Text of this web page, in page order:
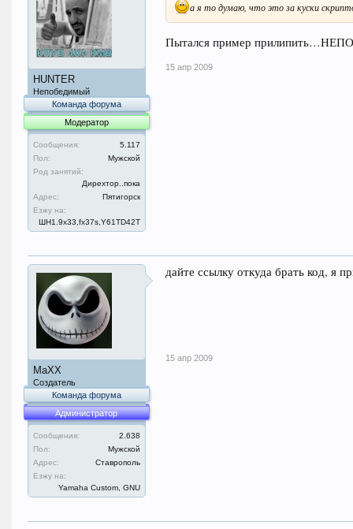
HUNTER
Непобедимый
Команда форума
Модератор
Сообщения:
5.117
Пол:
Мужской
Род занятий:
Дирехтор..пока
Адрес:
Пятигорск
Езжу на:
ШН1.9x33,fx37s,Y61TD42T
а я то думаю, что это за куски
Пытался пример
15 апр 2009
MaXX
Создатель
Команда форума
Администратор
Сообщения:
2.638
Пол:
Мужской
Адрес:
Ставрополь
Езжу на:
Yamaha Custom, GNU
дайте ссылку откуда брать код, я
15 апр 2009